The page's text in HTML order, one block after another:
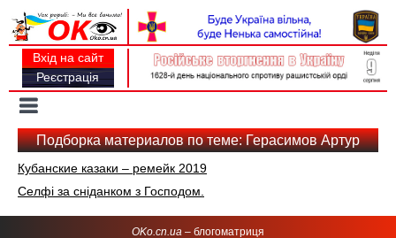
Вхід на сайт
Реєстрація
navigation
Подборка материалов по теме: Герасимов Артур
Кубанские казаки – ремейк 2019
Селфі за сніданком з Господом.
OKo.cn.ua – блогоматриця